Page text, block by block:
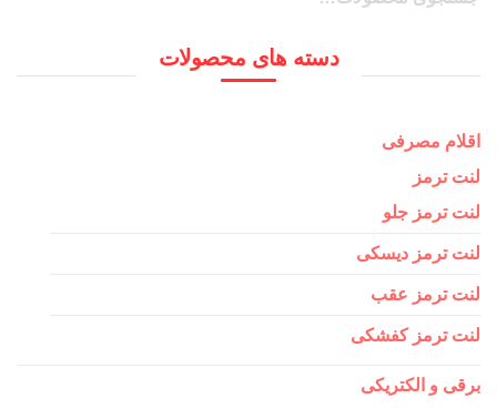
جستجو
جستجو
دسته های محصولات
اقلام مصرفی
لنت ترمز
لنت ترمز جلو
لنت ترمز دیسکی
لنت ترمز عقب
لنت ترمز کفشکی
برقی و الکتریکی